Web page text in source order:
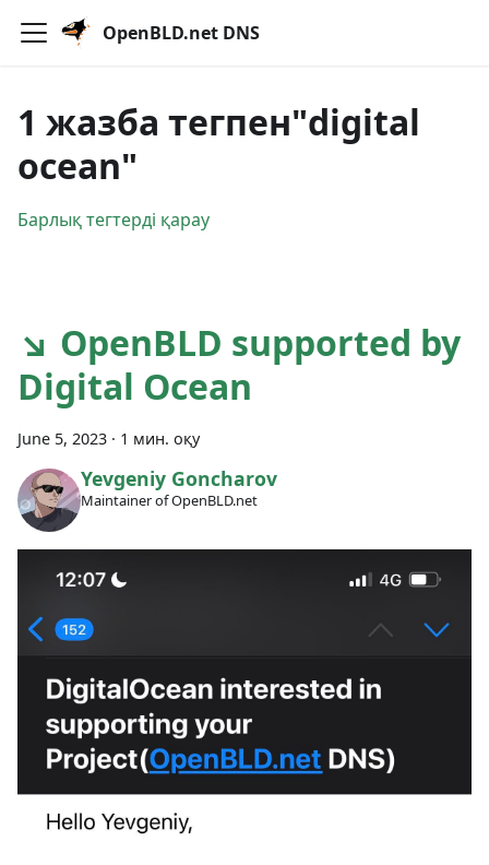
OpenBLD.net DNS
1 жазба тегпен"digital
ocean"
Барлық тегтерді қарау
↘ OpenBLD supported by
Digital Ocean
June 5, 2023 · 1 мин. оқу
Yevgeniy Goncharov
Maintainer of OpenBLD.net